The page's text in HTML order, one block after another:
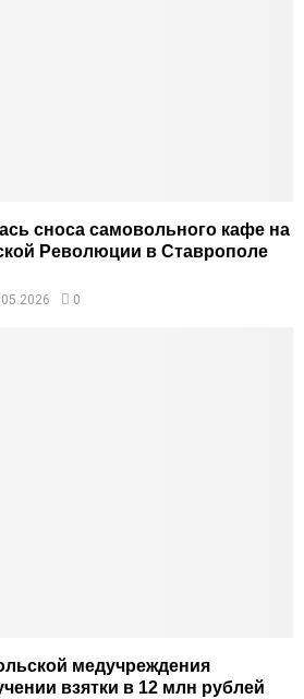
сноса самовольного кафе на
Революции в Ставрополе
0
медучреждения
взятки в 12 млн рублей